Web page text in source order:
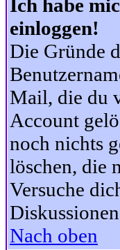
Ich habe
einloggen!
Die Gründe
Mail, die du
Account
noch nichts
löschen, die
Versuche
Nach oben